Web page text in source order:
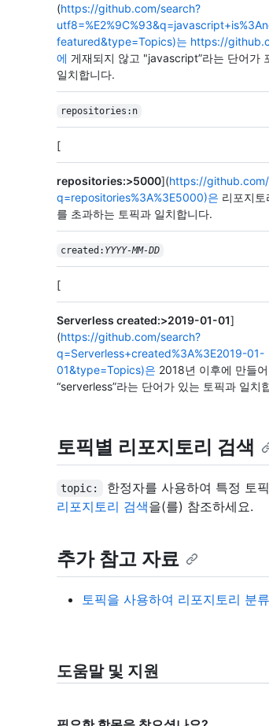
(https://github.com/search?
featured&type=Topics)는 https://
에 게재되지 않고 "javascript”라는 단어가
일치합니다.
repositories:n
[
repositories:>5000](https://
q=repositories%3A%3E5000)은 리포지
를 초과하는 토픽과 일치합니다.
created: YYYY-MM-DD
[
Serverless created:>2019-01-01]
(https://github.com/search?
q=Serverless+created%3A%3E2019-01-
01&type=Topics)은 2018년 이후에 만들어
“serverless”라는 단어가 있는 토픽과 일치
토픽별 리포지토리 검색
topic:
한정자를 사용하여 특정 토
리포지토리 검색을(를) 참조하세요.
추가 참고 자료
토픽을 사용하여 리포지토리 분류
도움말 및 지원